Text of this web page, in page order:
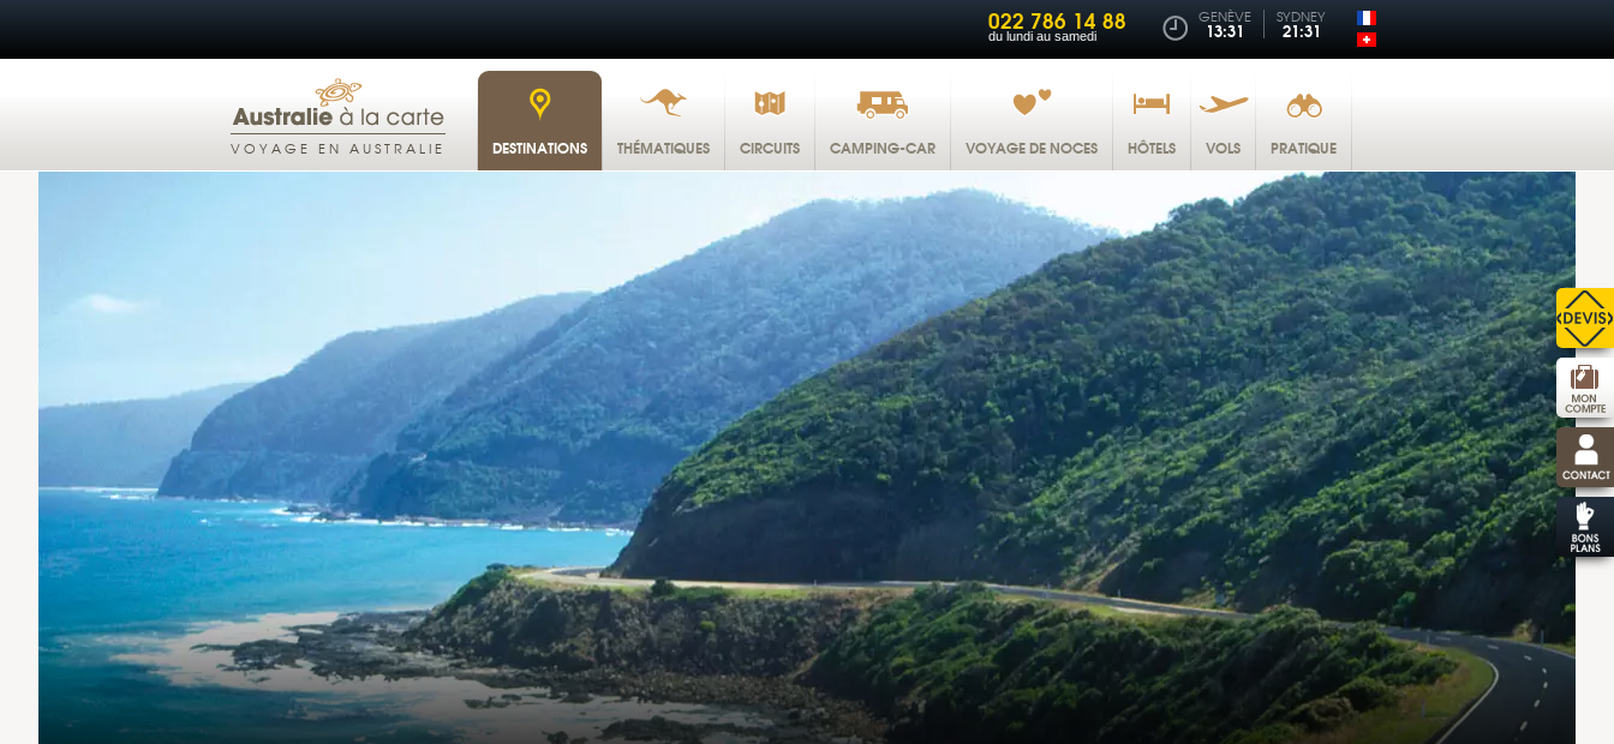
022 786 14 88
du lundi au samedi
GENÈVE
13:31
SYDNEY
21:31
VOYAGE EN AUSTRALIE DESTINATIONS THÉMATIQUES CIRCUITS CAMPING-CAR VOYAGE DE NOCES HÔTELS VOLS PRATIQUE